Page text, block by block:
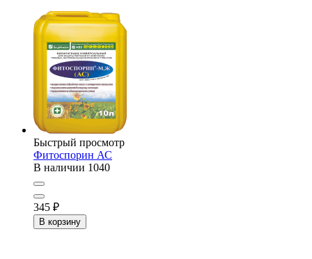
Быстрый просмотр
Фитоспорин АС
В наличии 1040
345 ₽
В корзину